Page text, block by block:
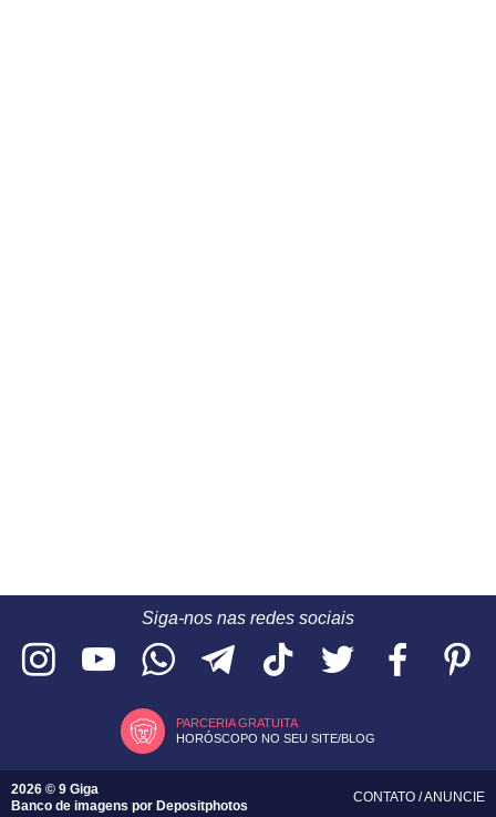
Siga-nos nas redes sociais
PARCERIA GRATUITA
HORÓSCOPO NO SEU SITE/BLOG
2026 © 9 Giga
Banco de imagens por Depositphotos
CONTATO /ANUNCIE